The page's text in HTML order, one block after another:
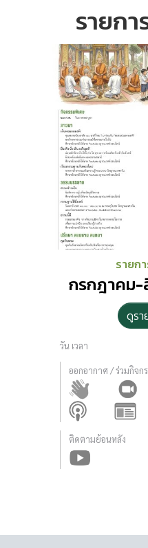
รายก
รายก
กรกฎาคม-
ดูรา
วัน เวลา
ออกอากาศ / ร่วมกิจก
ติดตามย้อนหลัง